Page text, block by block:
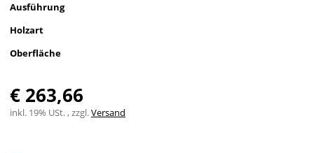
Ausführung
Holzart
Oberfläche
€ 263,66
inkl. 19% USt. , zzgl.Versand